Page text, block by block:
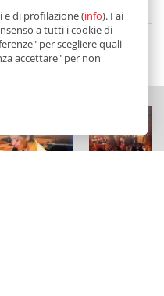
Marchese
e di profilazione (info). Fai
a tutti i cookie di
per scegliere quali
accettare" per non